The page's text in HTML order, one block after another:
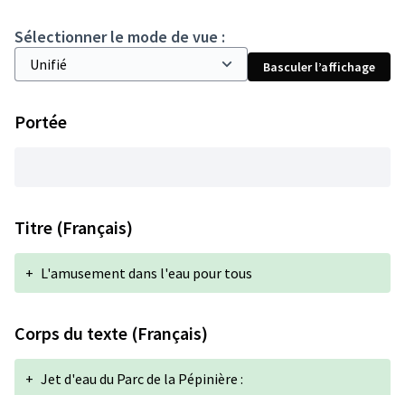
Sélectionner le mode de vue :
Basculer l’affichage
Portée
Titre (Français)
+ L'amusement dans l'eau pour tous
Corps du texte (Français)
+ Jet d'eau du Parc de la Pépinière :